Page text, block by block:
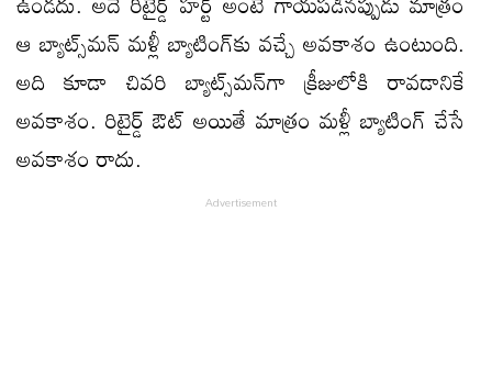
ఆ బ్యాట్స్‌మన్‌ మళ్లీ బ్యాటింగ్‌కు వచ్చే అవకాశం ఉంటుంది.
అది కూడా చివరి బ్యాట్స్‌మన్‌గా క్రీజులోకి రావడానికే
అవకాశం. రిటైర్డ్‌ ఔట్‌ అయితే మాత్రం మళ్లీ బ్యాటింగ్‌ చేసే
అవకాశం రాదు.